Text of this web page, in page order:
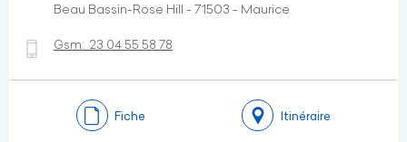
Beau Bassin-Rose Hill - 71503 - Maurice
Gsm: 23 04 55 58 78
Fiche Itinéraire